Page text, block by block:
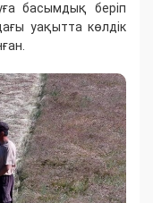
басымдық беріп
уақытта көлдік